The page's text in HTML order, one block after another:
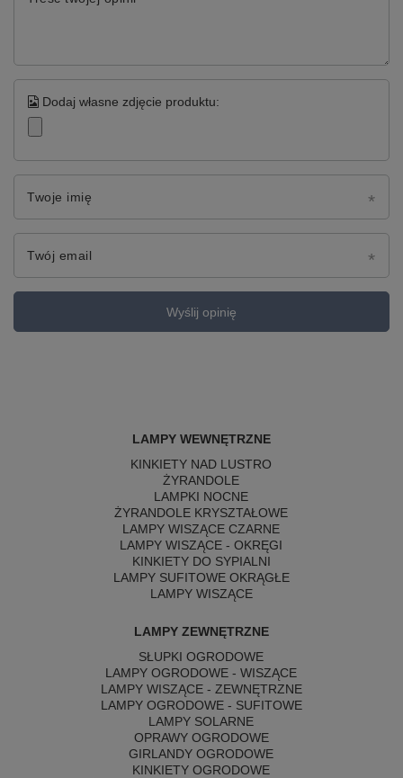
Dodaj własne zdjęcie produktu:
Twoje imię
Twój email
Wyślij opinię
LAMPY WEWNĘTRZNE
KINKIETY NAD LUSTRO
ŻYRANDOLE
LAMPKI NOCNE
ŻYRANDOLE KRYSZTAŁOWE
LAMPY WISZĄCE CZARNE
LAMPY WISZĄCE - OKRĘGI
KINKIETY DO SYPIALNI
LAMPY SUFITOWE OKRĄGŁE
LAMPY WISZĄCE
LAMPY ZEWNĘTRZNE
SŁUPKI OGRODOWE
LAMPY OGRODOWE - WISZĄCE
LAMPY WISZĄCE - ZEWNĘTRZNE
LAMPY OGRODOWE - SUFITOWE
LAMPY SOLARNE
OPRAWY OGRODOWE
GIRLANDY OGRODOWE
KINKIETY OGRODOWE